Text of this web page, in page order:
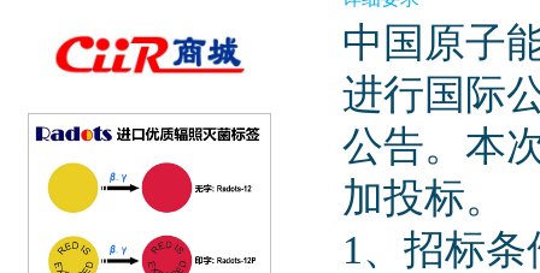
中国原子
进行国际
公告。本
加投标。
1、招标条